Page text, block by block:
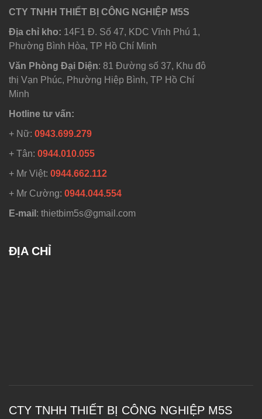
CTY TNHH THIẾT BỊ CÔNG NGHIỆP M5S
Địa chỉ kho: 14F1 Đ. Số 47, KDC Vĩnh Phú 1,
Phường Bình Hòa, TP Hồ Chí Minh
Văn Phòng Đại Diện: 81 Đường số 37, Khu đô
thị Vạn Phúc, Phường Hiệp Bình, TP Hồ Chí
Minh
Hotline tư vấn:
+ Nữ: 0943.699.279
+ Tân: 0944.010.055
+ Mr Việt: 0944.662.112
+ Mr Cường: 0944.044.554
E-mail : thietbim5s@gmail.com
ĐỊA CHỈ
CTY TNHH THIẾT BỊ CÔNG NGHIỆP M5S